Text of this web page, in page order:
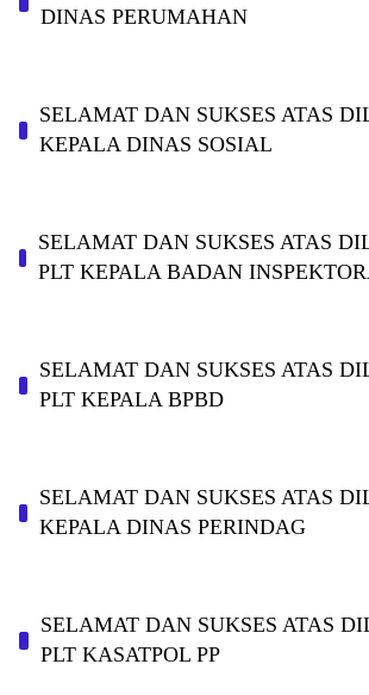
DINAS PERUMAHAN
SELAMAT DAN SUKSES ATAS
KEPALA DINAS SOSIAL
SELAMAT DAN SUKSES ATAS
PLT KEPALA BADAN
SELAMAT DAN SUKSES ATAS
PLT KEPALA BPBD
SELAMAT DAN SUKSES ATAS
KEPALA DINAS PERINDAG
SELAMAT DAN SUKSES ATAS
PLT KASATPOL PP